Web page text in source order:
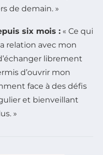
de demain. »
six mois : « Ce qui
relation avec mon
librement
d’ouvrir mon
face à des défis
et bienveillant
»